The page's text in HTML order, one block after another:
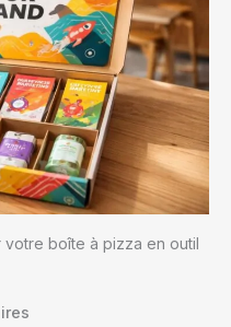
boîte à pizza en outil